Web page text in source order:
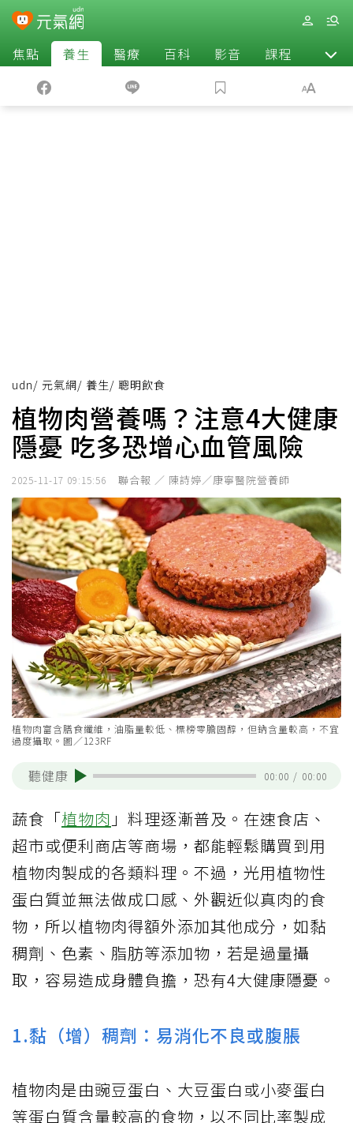
焦點 養生 醫療 百科 影音 課程 退休
udn/ 元氣網/ 養生/ 聰明飲食
植物肉營養嗎？注意4大健康
隱憂 吃多恐增心血管風險
2025-11-17 09:15:56 聯合報 ／ 陳詩婷／康寧醫院營養師
植物肉富含膳食纖維，油脂量較低、標榜零膽固醇，但鈉含量較高，不宜
過度攝取。圖／123RF
聽健康 00:00 / 00:00
蔬食「植物肉 」料理逐漸普及。在速食店、
超市或便利商店等商場，都能輕鬆購買到用
植物肉製成的各類料理。不過，光用植物性
蛋白質並無法做成口感、外觀近似真肉的食
物，所以植物肉得額外添加其他成分，如黏
稠劑、色素、脂肪等添加物，若是過量攝
取，容易造成身體負擔，恐有4大健康隱憂。
1.黏（增）稠劑：易消化不良或腹脹
植物肉是由豌豆蛋白、大豆蛋白或小麥蛋白
等蛋白質含量較高的食物，以不同比率製成